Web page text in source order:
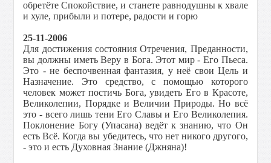
обретёте Спокойствие, и станете равнодушны к хвале
и хуле, прибыли и потере, радости и горю
25-11-2006
Для достижения состояния Отречения, Преданности,
вы должны иметь Веру в Бога. Этот мир - Его Пьеса.
Это - не беспочвенная фантазия, у неё свои Цель и
Назначение. Это средство, с помощью которого
человек может постичь Бога, увидеть Его в Красоте,
Великолепии, Порядке и Величии Природы. Но всё
это - всего лишь тени Его Славы и Его Великолепия.
Поклонение Богу (Упасана) ведёт к знанию, что Он
есть Всё. Когда вы убедитесь, что нет никого другого,
- это и есть Духовная Знание (Джняна)!